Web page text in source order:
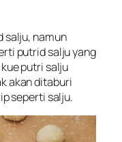
salju, namun
putrid salju yang
putri salju
akan ditaburi
seperti salju.